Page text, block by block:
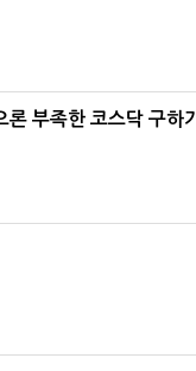
부족한 코스닥 구하기